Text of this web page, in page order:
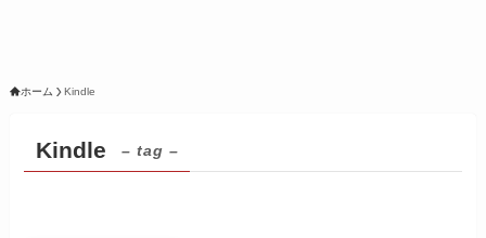
ホーム Kindle
Kindle – tag –